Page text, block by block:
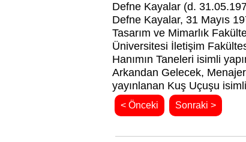
Defne Kayalar (d.
Defne Kayalar, 31 Mayıs
Tasarım ve Mimarlık
Üniversitesi İletişim
Hanımın Taneleri isimli
Arkandan Gelecek,
yayınlanan Kuş Uçuşu
< Önceki Sonraki >